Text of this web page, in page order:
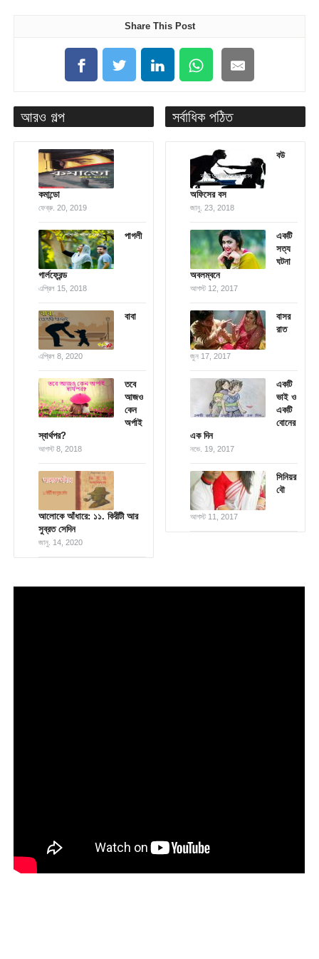
Share This Post
আরও গল্প
কমান্ডো
ফেব্রু. 20, 2019
পাগলী
গার্লফ্রেন্ড
এপ্রিল 15, 2018
বাবা
এপ্রিল 8, 2020
তবে
আজও
কেন
অর্পাই
স্বার্থপর?
আগস্ট 8, 2018
আলোকে আঁধারে: ১১. কিরীটী আর
সুব্রত সেদিন
জানু. 14, 2020
সর্বাধিক পঠিত
বউ
অফিসের বস
জানু. 23, 2018
একটি
সত্য
ঘটনা
অবলম্বনে
আগস্ট 12, 2017
বাসর
রাত
জুন 17, 2017
একটি
ভাই ও
একটি
বোনের
এক দিন
নভে. 19, 2017
সিনিয়র
বৌ
আগস্ট 11, 2017